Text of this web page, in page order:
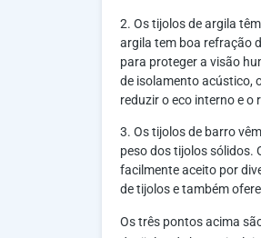
2. Os tijolos de argila
argila tem boa refração
para proteger a visão
de isolamento acústico,
reduzir o eco interno e o
3. Os tijolos de barro
peso dos tijolos sólidos.
facilmente aceito por
de tijolos e também
Os três pontos acima